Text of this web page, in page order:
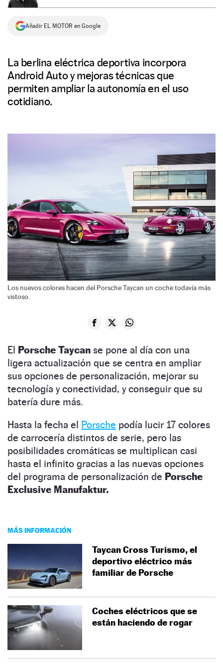
Añadir EL MOTOR en Google
La berlina eléctrica deportiva incorpora
Android Auto y mejoras técnicas que
permiten ampliar la autonomía en el uso
cotidiano.
Los nuevos colores hacen del Porsche Taycan un coche todavía más
vistoso.
El Porsche Taycan se pone al día con una
ligera actualización que se centra en ampliar
sus opciones de personalización, mejorar su
tecnología y conectividad, y conseguir que su
batería dure más.
Hasta la fecha el Porsche podía lucir 17 colores
de carrocería distintos de serie, pero las
posibilidades cromáticas se multiplican casi
hasta el infinito gracias a las nuevas opciones
del programa de personalización de Porsche
Exclusive Manufaktur.
MÁS INFORMACIÓN
Taycan Cross Turismo, el
deportivo eléctrico más
familiar de Porsche
Coches eléctricos que se
están haciendo de rogar